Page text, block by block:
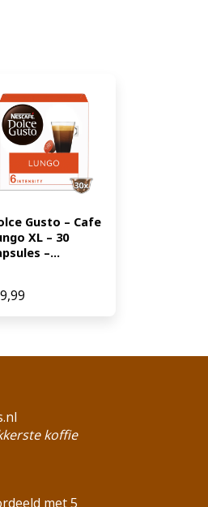
Gusto – Cafe
XL – 30
–...
9,99
koffie
met 5